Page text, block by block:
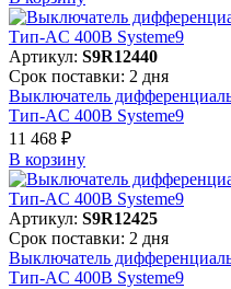
Артикул: S9R12440
Срок поставки: 2 дня
Выключатель
Тип-AC 400В Systeme9
11 468 ₽
В корзинy
Артикул: S9R12425
Срок поставки: 2 дня
Выключатель
Тип-AC 400В Systeme9